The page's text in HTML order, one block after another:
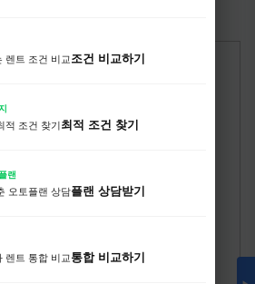
렌트 조건 비교조건 비교하기
적 조건 찾기최적 조건 찾기
랜
오토플랜 상담플랜 상담받기
렌트 통합 비교통합 비교하기